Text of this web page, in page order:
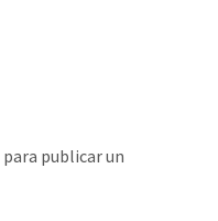
para publicar un